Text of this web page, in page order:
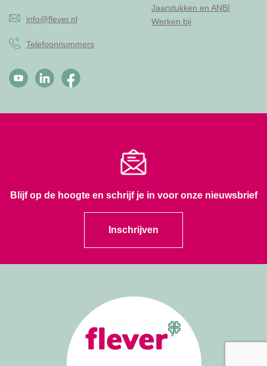
info@flever.nl
Telefoonnummers
Jaarstukken en ANBI
Werken bij
Blijf op de hoogte en schrijf je in voor onze nieuwsbrief
Inschrijven